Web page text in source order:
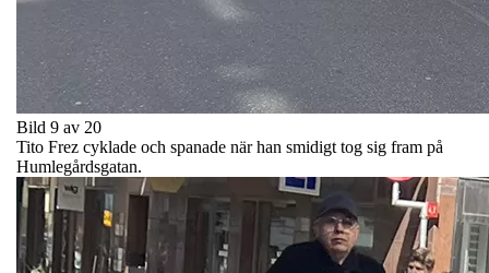
Bild 9 av 20
Tito Frez cyklade och spanade när han smidigt tog sig fram på
Humlegårdsgatan.